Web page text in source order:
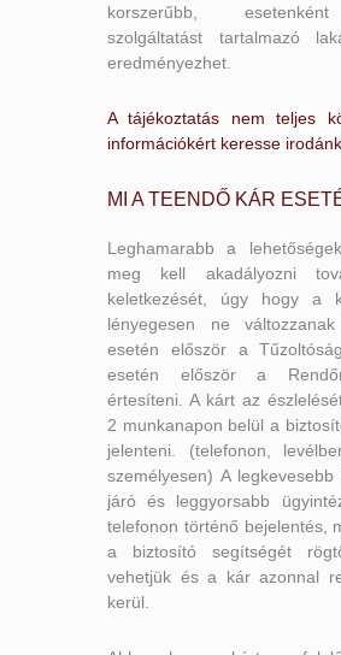
korszerűbb,
szolgáltatást tartalmazó
eredményezhet.
A tájékoztatás nem teljes
információkért keresse
MI A TEENDŐ KÁR
Leghamarabb a
meg kell akadályozni
keletkezését, úgy hogy a
lényegesen ne
esetén először a
esetén először a
értesíteni. A kárt az
2 munkanapon belül a
jelenteni. (telefonon,
személyesen) A legkevesebb
járó és leggyorsabb
telefonon történő bejelentés,
a biztosító segítségét
vehetjük és a kár azonnal
kerül.